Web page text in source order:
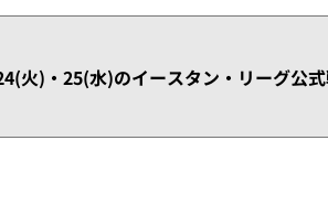
火)・25(水)のイースタン・リーグ公